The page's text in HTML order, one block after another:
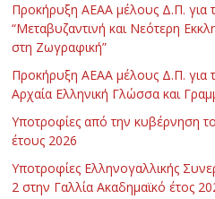
Προκήρυξη ΑΕΑΑ μέλους Δ.Π. για
“Μεταβυζαντινή και Νεότερη
στη Ζωγραφική”
Προκήρυξη ΑΕΑΑ μέλους Δ.Π. για
Αρχαία Ελληνική Γλώσσα και
Υποτροφίες από την κυβέρνηση
έτους 2026
Υποτροφίες Ελληνογαλλικής
2 στην Γαλλία Ακαδημαϊκό έτος